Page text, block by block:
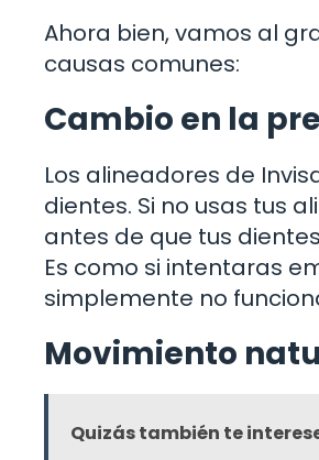
Ahora bien, vamos al
causas comunes:
Cambio en la
Los alineadores de
dientes. Si no usas tus
antes de que tus
Es como si intentaras
simplemente no
Movimiento
Quizás también te